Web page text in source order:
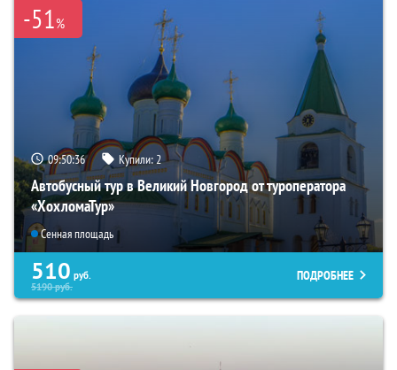
-51%
09:50:34 Купили:2
Автобусный тур в Великий Новгород от туроператора
«ХохломаТур»
Сенная площадь
510 руб.
5190руб.
ПОДРОБНЕЕ